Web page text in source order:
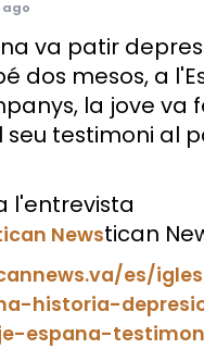
ago
va patir
dos mesos, a
la jove va
seu testimoni al
l'entrevista
Newstican
es/
historia-
espana-